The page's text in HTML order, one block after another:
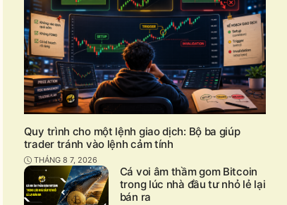
Quy trình cho một lệnh giao dịch: Bộ ba giúp
trader tránh vào lệnh cảm tính
THÁNG 8 7, 2026
Cá voi âm thầm gom Bitcoin
trong lúc nhà đầu tư nhỏ lẻ lại
bán ra